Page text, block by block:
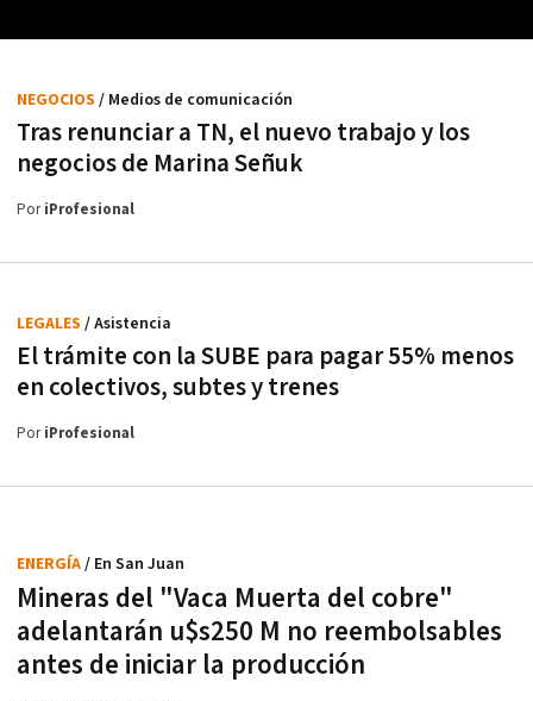
Tras renunciar a TN, el nuevo trabajo y los
negocios de Marina Señuk
NEGOCIOS / Medios de comunicación
PoriProfesional
El trámite con la SUBE para pagar 55% menos
en colectivos, subtes y trenes
LEGALES / Asistencia
PoriProfesional
Mineras del "Vaca Muerta del cobre"
adelantarán u$s250 M no reembolsables
antes de iniciar la producción
ENERGÍA/ En San Juan